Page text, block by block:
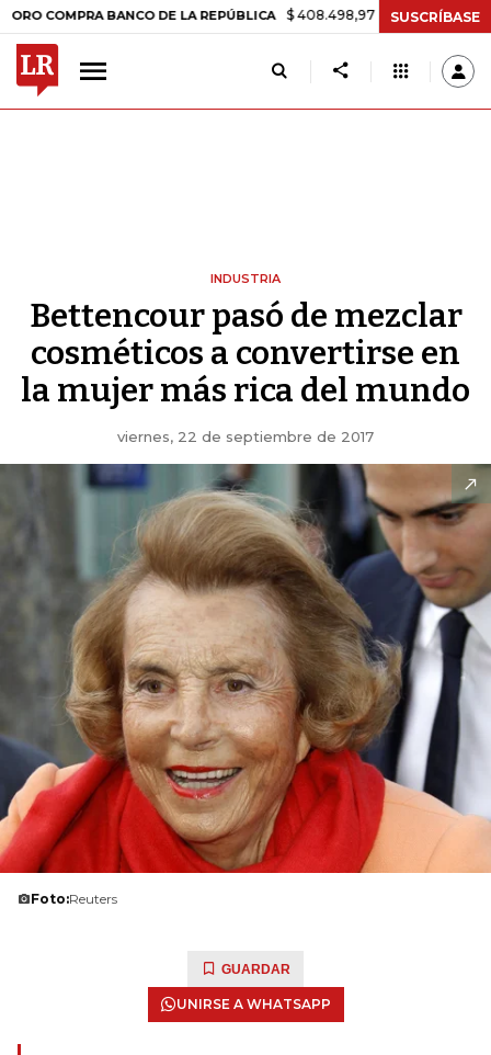
BANCO DE LA REPÚBLICA $ 408.498,97 +$ 8.753,81 +2,19%
SUSCRÍBASE
INDUSTRIA
Bettencour pasó de mezclar
cosméticos a convertirse en
la mujer más rica del mundo
viernes, 22 de septiembre de 2017
Foto:Reuters
GUARDAR
UNIRSE A WHATSAPP